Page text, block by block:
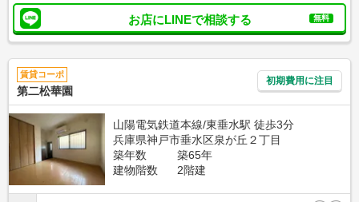
お店にLINEで相談する 無料
賃貸コーポ
第二松華園
初期費用に注目
山陽電気鉄道本線/東垂水駅 徒歩3分
兵庫県神戸市垂水区泉が丘２丁目
築年数
築65年
建物階数
2階建